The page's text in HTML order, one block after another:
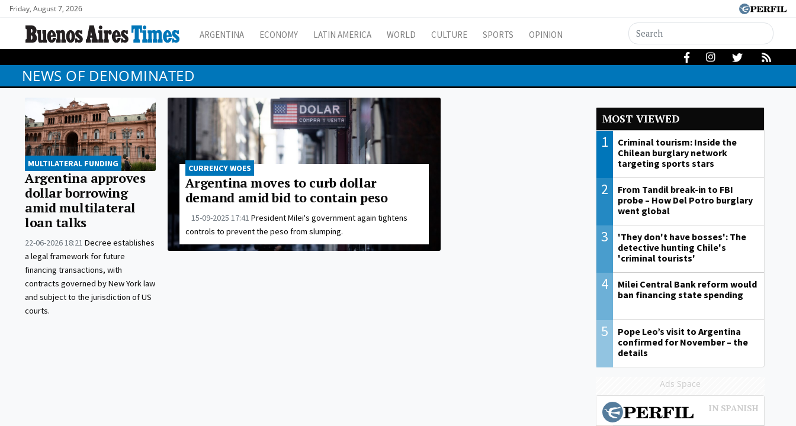
Friday, August 7, 2026
ARGENTINA ECONOMY LATIN AMERICA WORLD CULTURE SPORTS OPINION
NEWS OF DENOMINATED
MULTILATERAL FUNDING
Argentina approves
dollar borrowing
amid multilateral
loan talks
22-06-2026 18:21 Decree establishes
a legal framework for future
financing transactions, with
contracts governed by New York law
and subject to the jurisdiction of US
courts.
CURRENCY WOES
Argentina moves to curb dollar
demand amid bid to contain peso
15-09-2025 17:41 President Milei's government again tightens
controls to prevent the peso from slumping.
MOST VIEWED
1
Criminal tourism: Inside the
Chilean burglary network
targeting sports stars
2
From Tandil break-in to FBI
probe – How Del Potro burglary
went global
3
'They don't have bosses': The
detective hunting Chile's
'criminal tourists'
4
Milei Central Bank reform would
ban financing state spending
5
Pope Leo’s visit to Argentina
confirmed for November – the
details
Ads Space